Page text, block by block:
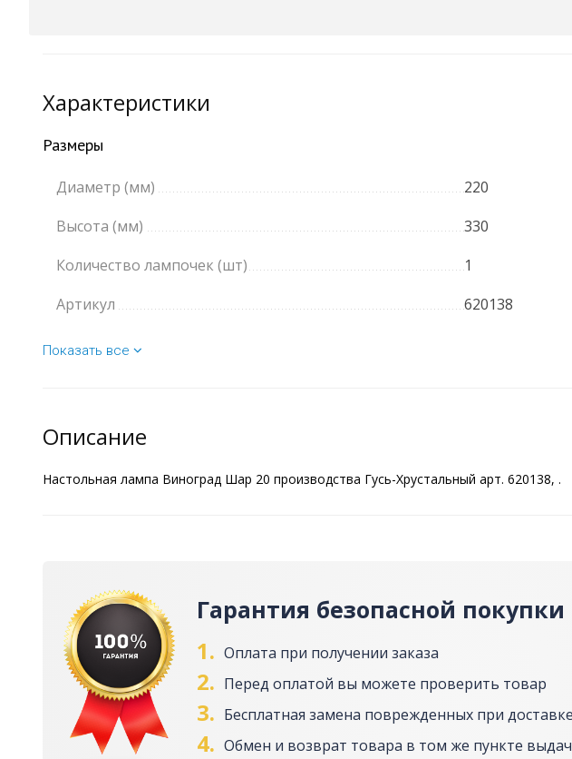
Характеристики
Размеры
Диаметр (мм)
220
Высота (мм)
330
Количество лампочек (шт)
1
Артикул
620138
Показать все
Описание
Настольная лампа Виноград Шар 20 производства Гусь-Хрустальный арт. 620138, .
Гарантия безопасной покупки
1. Оплата при получении заказа
2. Перед оплатой вы можете проверить товар
3. Бесплатная замена поврежденных при
4. Обмен и возврат товара в том же пункте